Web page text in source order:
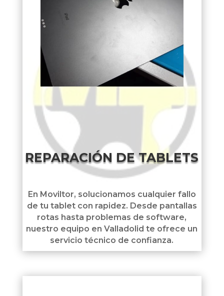
REPARACIÓN DE TABLETS
En Moviltor, solucionamos cualquier fallo
de tu tablet con rapidez. Desde pantallas
rotas hasta problemas de software,
nuestro equipo en Valladolid te ofrece un
servicio técnico de confianza.